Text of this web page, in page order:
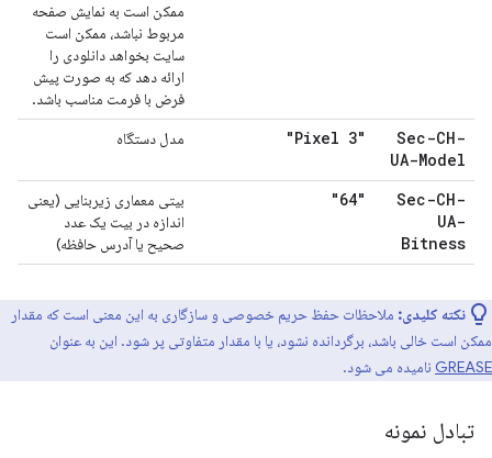
ممکن است به نمایش صفحه
مربوط نباشد، ممکن است
سایت بخواهد دانلودی را
ارائه دهد که به صورت پیش
فرض با فرمت مناسب باشد.
Sec-CH-
UA-Model
"Pixel 3" مدل دستگاه
Sec-CH-
UA-
Bitness
"64"
بیتی معماری زیربنایی (یعنی
اندازه در بیت یک عدد
صحیح یا آدرس حافظه)
نکته کلیدی: ملاحظات حفظ حریم خصوصی و سازگاری به این معنی است که مقدار
ممکن است خالی باشد، برگردانده نشود، یا با مقدار متفاوتی پر شود. این به عنوان
GREASE نامیده می شود.
تبادل نمونه